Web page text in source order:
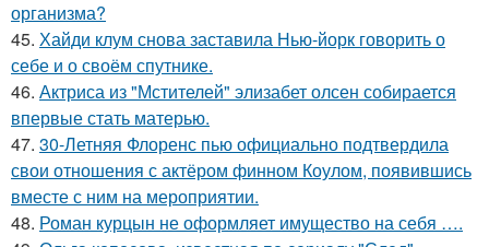
организма?
45. Хайди клум снова заставила Нью-йорк говорить о
себе и о своём спутнике.
46. Актриса из "Мстителей" элизабет олсен собирается
впервые стать матерью.
47. 30-Летняя Флоренс пью официально подтвердила
свои отношения с актёром финном Коулом, появившись
вместе с ним на мероприятии.
48. Роман курцын не оформляет имущество на себя ….